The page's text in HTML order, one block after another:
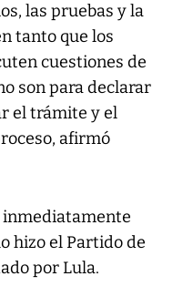
las pruebas y la
tanto que los
cuestiones de
son para declarar
el trámite y el
afirmó
inmediatamente
hizo el Partido de
por Lula.